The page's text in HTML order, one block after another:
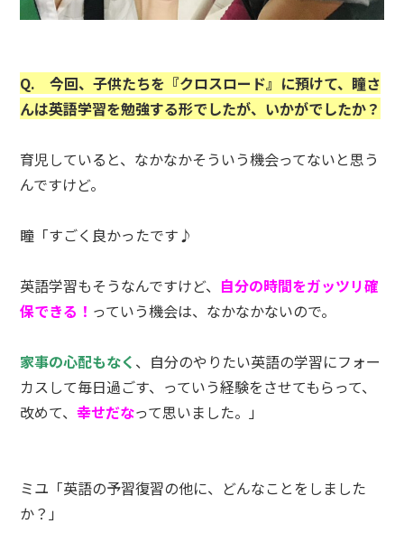
Q. 今回、子供たちを『クロスロード』に預けて、瞳さ
んは英語学習を勉強する形でしたが、いかがでしたか？
育児していると、なかなかそういう機会ってないと思う
んですけど。
瞳「すごく良かったです♪
英語学習もそうなんですけど、 自分の時間をガッツリ確
保できる！ っていう機会は、なかなかないので。
家事の心配もなく 、自分のやりたい英語の学習にフォー
カスして毎日過ごす、っていう経験をさせてもらって、
改めて、幸せだなって思いました。」
ミユ「英語の予習復習の他に、どんなことをしました
か？」